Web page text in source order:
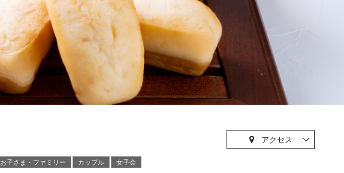
アクセス
お⼦さま・ファミリー カップル ⼥⼦会